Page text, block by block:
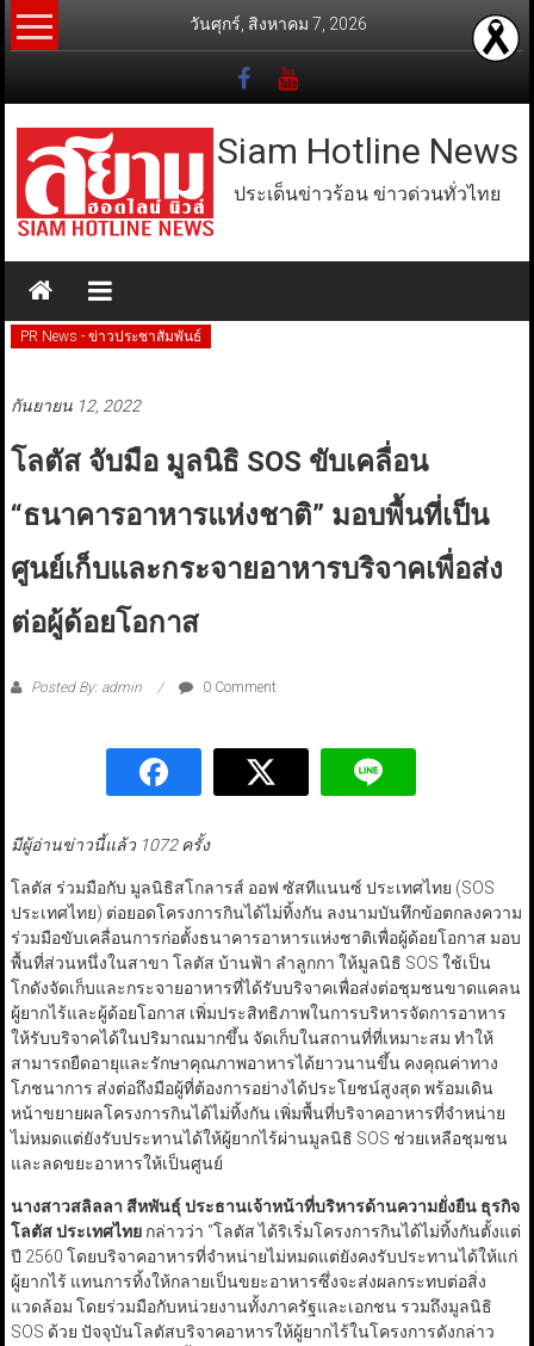
Skip
to
วันศุกร์, สิงหาคม 7, 2026
Siam Hotline News
ประเด็นข่าวร้อน ข่าวด่วนทั่วไทย
PR News - ข่าวประชาสัมพันธ์
กันยายน 12, 2022
โลตัส จับมือ มูลนิธิ SOS ขับเคลื่อน
“ธนาคารอาหารแห่งชาติ” มอบพื้นที่เป็น
ศูนย์เก็บและกระจายอาหารบริจาคเพื่อส่ง
ต่อผู้ด้อยโอกาส
Posted By: admin 0 Comment
มีผู้อ่านข่าวนี้แล้ว 1072 ครั้ง
โลตัส ร่วมมือกับ มูลนิธิสโกลารส์ ออฟ ซัสทีแนนซ์ ประเทศไทย (SOS
ประเทศไทย) ต่อยอดโครงการกินได้ไม่ทิ้งกัน ลงนามบันทึกข้อตกลงความ
ร่วมมือขับเคลื่อนการก่อตั้งธนาคารอาหารแห่งชาติเพื่อผู้ด้อยโอกาส มอบ
พื้นที่ส่วนหนึ่งในสาขา โลตัส บ้านฟ้า ลำลูกกา ให้มูลนิธิ SOS ใช้เป็น
โกดังจัดเก็บและกระจายอาหารที่ได้รับบริจาคเพื่อส่งต่อชุมชนขาดแคลน
ผู้ยากไร้และผู้ด้อยโอกาส เพิ่มประสิทธิภาพในการบริหารจัดการอาหาร
ให้รับบริจาคได้ในปริมาณมากขึ้น จัดเก็บในสถานที่ที่เหมาะสม ทำให้
สามารถยืดอายุและรักษาคุณภาพอาหารได้ยาวนานขึ้น คงคุณค่าทาง
โภชนาการ ส่งต่อถึงมือผู้ที่ต้องการอย่างได้ประโยชน์สูงสุด พร้อมเดิน
หน้าขยายผลโครงการกินได้ไม่ทิ้งกัน เพิ่มพื้นที่บริจาคอาหารที่จำหน่าย
ไม่หมดแต่ยังรับประทานได้ให้ผู้ยากไร้ผ่านมูลนิธิ SOS ช่วยเหลือชุมชน
และลดขยะอาหารให้เป็นศูนย์
นางสาวสลิลลา สีหพันธุ์ ประธานเจ้าหน้าที่บริหารด้านความยั่งยืน ธุรกิจ
โลตัส ประเทศไทยกล่าวว่า “โลตัส ได้ริเริ่มโครงการกินได้ไม่ทิ้งกันตั้งแต่
ปี 2560 โดยบริจาคอาหารที่จำหน่ายไม่หมดแต่ยังคงรับประทานได้ให้แก่
ผู้ยากไร้ แทนการทิ้งให้กลายเป็นขยะอาหารซึ่งจะส่งผลกระทบต่อสิ่ง
แวดล้อม โดยร่วมมือกับหน่วยงานทั้งภาครัฐและเอกชน รวมถึงมูลนิธิ
SOS ด้วย ปัจจุบันโลตัสบริจาคอาหารให้ผู้ยากไร้ในโครงการดังกล่าว